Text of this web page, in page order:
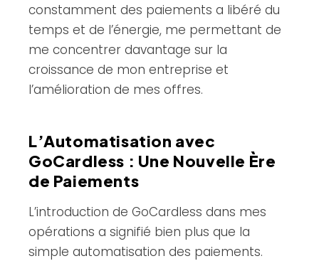
constamment des paiements a libéré du
temps et de l’énergie, me permettant de
me concentrer davantage sur la
croissance de mon entreprise et
l’amélioration de mes offres.
L’Automatisation avec
GoCardless : Une Nouvelle Ère
de Paiements
L’introduction de GoCardless dans mes
opérations a signifié bien plus que la
simple automatisation des paiements.